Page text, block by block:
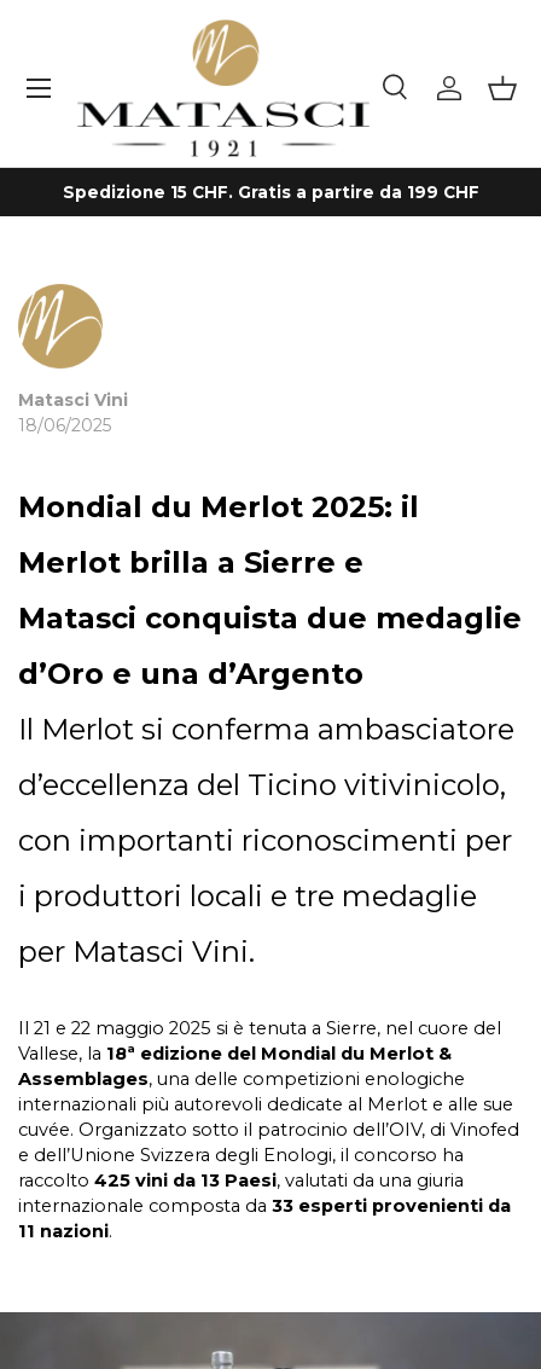
Passa ai contenuti
Cerca
Tipo prodotto
Tutto
CercaAccedi
Menu
Spedizione 15 CHF. Gratis a partire da 199 CHF
Matasci Vini
18/06/2025
Mondial du Merlot 2025: il
Merlot brilla a Sierre e
Matasci conquista due medaglie
d’Oro e una d’Argento
Il Merlot si conferma ambasciatore
d’eccellenza del Ticino vitivinicolo,
con importanti riconoscimenti per
i produttori locali e tre medaglie
per Matasci Vini.
Il 21 e 22 maggio 2025 si è tenuta a Sierre, nel cuore del
Vallese, la 18ª edizione del Mondial du Merlot &
Assemblages, una delle competizioni enologiche
internazionali più autorevoli dedicate al Merlot e alle sue
cuvée. Organizzato sotto il patrocinio dell’OIV, di Vinofed
e dell’Unione Svizzera degli Enologi, il concorso ha
raccolto 425 vini da 13 Paesi, valutati da una giuria
internazionale composta da 33 esperti provenienti da
11 nazioni.